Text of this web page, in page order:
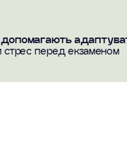
допомагають
стрес перед екзаменом